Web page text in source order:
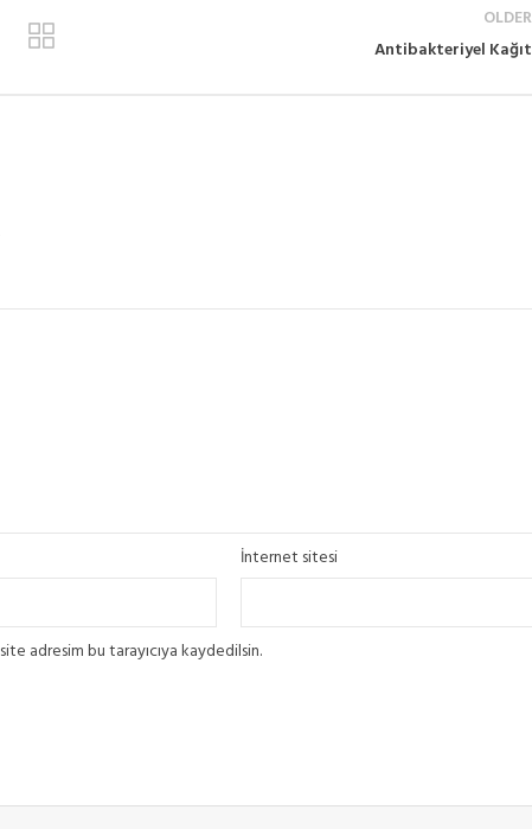
OLDER
Antibakteriyel Kağıt
İnternet sitesi
adresim bu tarayıcıya kaydedilsin.